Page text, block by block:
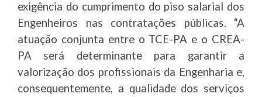
exigência do cumprimento do piso salarial dos
Engenheiros nas contratações públicas. “A
atuação conjunta entre o TCE-PA e o CREA-
PA será determinante para garantir a
valorização dos profissionais da Engenharia e,
consequentemente, a qualidade dos serviços